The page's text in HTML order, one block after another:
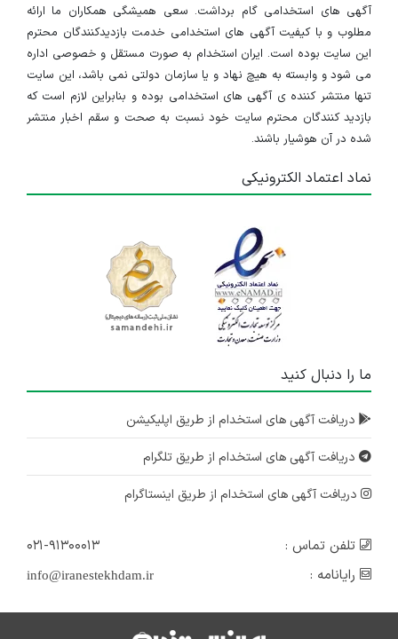
خراسان رضوی
۳ سال پیش منقضی شده
سرپرست دیجیتال مارکتینگ
تهران
خراسان رضوی
فراخوان استخدام فروتل در تهران و مشهد
۴ سال پیش
فراخوان جذب شعب نمایندگی فروتل(هلدینگ گلرنگ)
چند استان
آگهی های استخدامی گام برداشت. سعی همیشگی همکاران ما ارائه
مطلوب و با کیفیت آگهی های استخدامی خدمت بازدیدکنندگان محترم
این سایت بوده است. ایران استخدام به صورت مستقل و خصوصی اداره
می شود و وابسته به هیچ نهاد و یا سازمان دولتی نمی باشد، این سایت
تنها منتشر کننده ی آگهی های استخدامی بوده و بنابراین لازم است که
بازدید کنندگان محترم سایت خود نسبت به صحت و سقم اخبار منتشر
شده در آن هوشیار باشند.
نماد اعتماد الکترونیکی
ما را دنبال کنید
دریافت آگهی های استخدام از طریق اپلیکیشن
دریافت آگهی های استخدام از طریق تلگرام
دریافت آگهی های استخدام از طریق اینستاگرام
تلفن تماس :
۰۲۱-۹۱۳۰۰۰۱۳
رایانامه :
info@iranestekhdam.ir